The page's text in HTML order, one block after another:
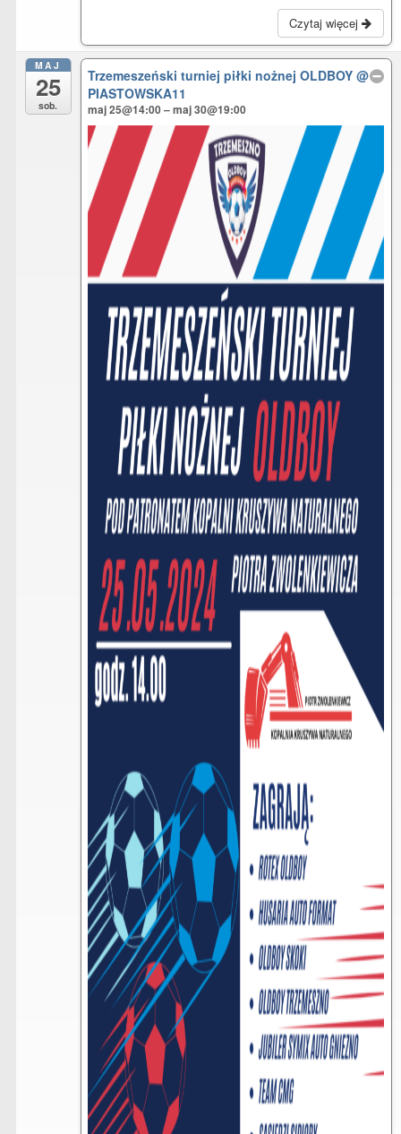
Czytaj więcej
MAJ
25
sob.
Trzemeszeński turniej piłki nożnej OLDBOY@
PIASTOWSKA11
maj 25@14:00 – maj 30@19:00